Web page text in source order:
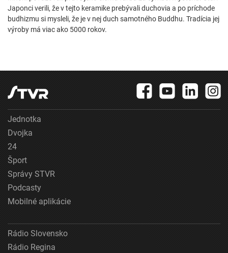
Japonci verili, že v tejto keramike prebývali duchovia a po príchode
budhizmu si mysleli, že je v nej duch samotného Buddhu. Tradícia jej
výroby má viac ako 5000 rokov.
Jednotka
Dvojka
24
Šport
Správy STVR
Podcasty
Mobilné aplikácie
Rádio Slovensko
Rádio Regina